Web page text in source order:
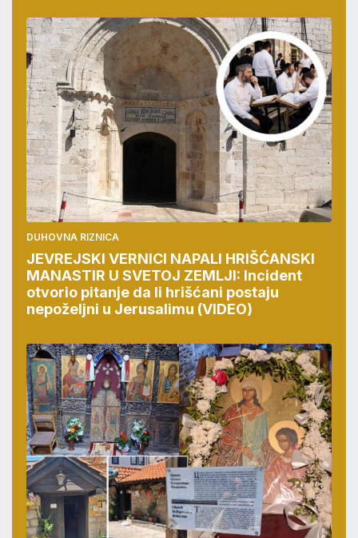
DUHOVNA RIZNICA
JEVREJSKI VERNICI NAPALI HRIŠĆANSKI
MANASTIR U SVETOJ ZEMLJI: Incident
otvorio pitanje da li hrišćani postaju
nepoželjni u Jerusalimu (VIDEO)